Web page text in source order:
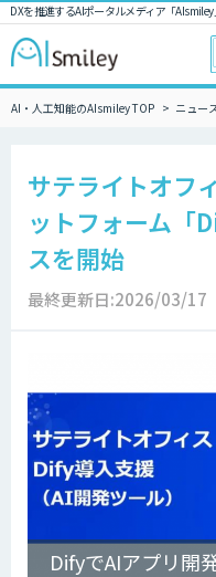
DXを推進するAIポータルメディア「
AI・人工知能のAIsmiley TOP ニュー
サテライトオフ
ットフォーム「
スを開始
最終更新日:2026/03/17
DifyでAIアプリ開